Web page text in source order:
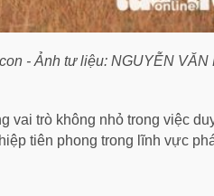
- Ảnh tư liệu: NGUYỄN VĂN
trò không nhỏ trong việc
tiên phong trong lĩnh vực